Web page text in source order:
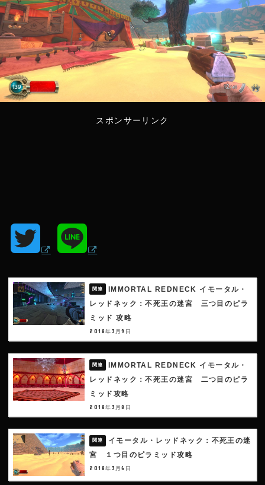
スポンサーリンク
i
t
t
e
r
n
e
IMMORTAL REDNECK イモータル・
レッドネック：不死王の迷宮 三つ目のピラ
ミッド 攻略
2018年3月9日
IMMORTAL REDNECK イモータル・
レッドネック：不死王の迷宮 二つ目のピラ
ミッド攻略
2018年3月8日
イモータル・レッドネック：不死王の迷
宮 １つ目のピラミッド攻略
2018年3月6日